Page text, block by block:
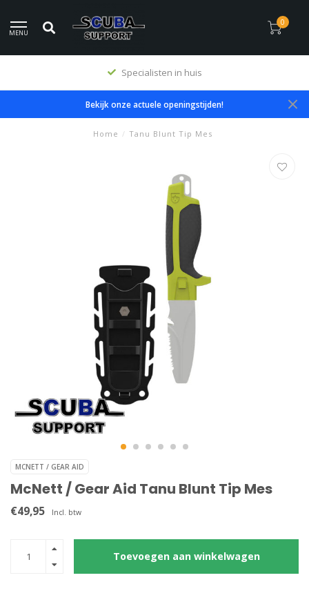
MENU
0
Specialisten in huis
Bekijk onze actuele openingstijden!
Home / Tanu Blunt Tip Mes
MCNETT / GEAR AID
McNett / Gear Aid Tanu Blunt Tip Mes
€49,95 Incl. btw
Toevoegen aan winkelwagen